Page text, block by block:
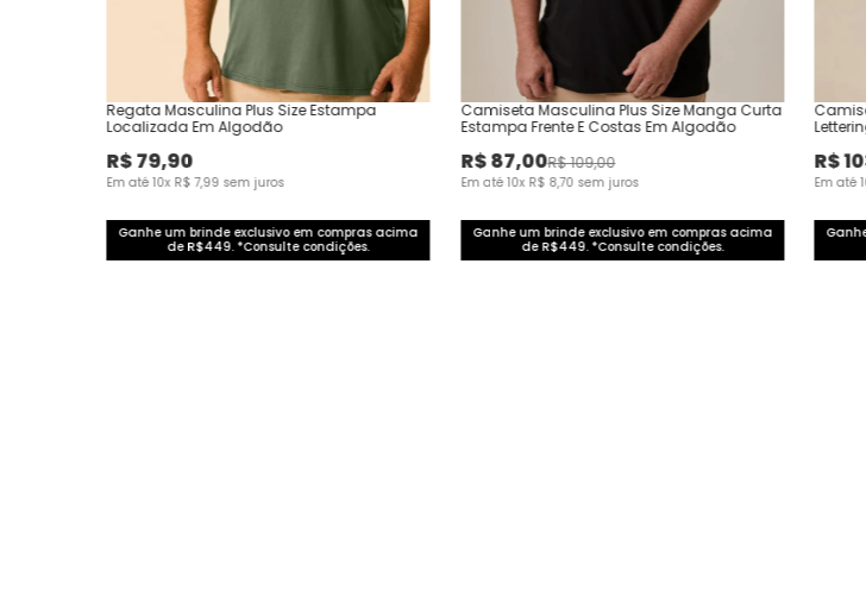
Regata Masculina Plus Size Estampa
Localizada Em Algodão
R$79,90
Em até10x R$ 7,99 sem juros
Ganhe um brinde exclusivo em compras acima
de R$449. *Consulte condições.
Camiseta Masculina Plus Size Manga Curta
Estampa Frente E Costas Em Algodão
R$87,00R$109,00
Em até10x R$ 8,70 sem juros
Ganhe um brinde exclusivo em compras acima
de R$449. *Consulte condições.
R$
Em até